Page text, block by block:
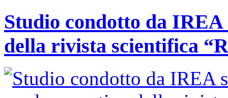
Studio condotto da
della rivista scientifica